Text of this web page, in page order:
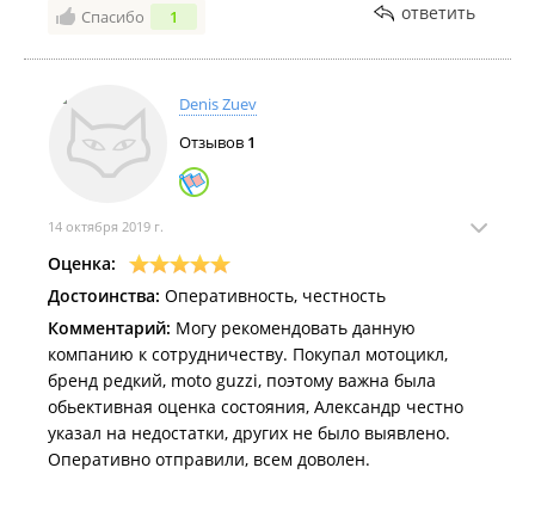
Спасибо 1 ответить
Denis Zuev
Отзывов 1
14 октября 2019 г.
Оценка:
Достоинства: Оперативность, честность
Комментарий: Могу рекомендовать данную
компанию к сотрудничеству. Покупал мотоцикл,
бренд редкий, moto guzzi, поэтому важна была
обьективная оценка состояния, Александр честно
указал на недостатки, других не было выявлено.
Оперативно отправили, всем доволен.